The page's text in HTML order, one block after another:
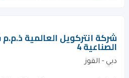
شركة انتركويل العالمية
الصناعية 4
دبي - القوز